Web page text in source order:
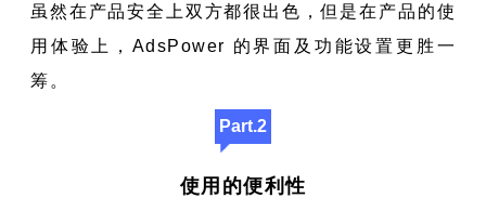
虽然在产品安全上双方都很出色，但是在产品的使
用体验上，AdsPower 的界面及功能设置更胜一
筹。
Part.2
使用的便利性